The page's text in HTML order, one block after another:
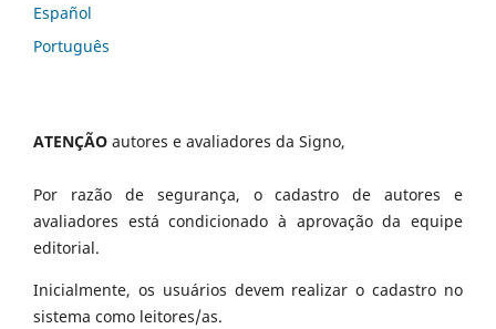
Español
Português
ATENÇÃO autores e avaliadores da Signo,
Por razão de segurança, o cadastro de autores e
avaliadores está condicionado à aprovação da equipe
editorial.
Inicialmente, os usuários devem realizar o cadastro no
sistema como leitores/as.